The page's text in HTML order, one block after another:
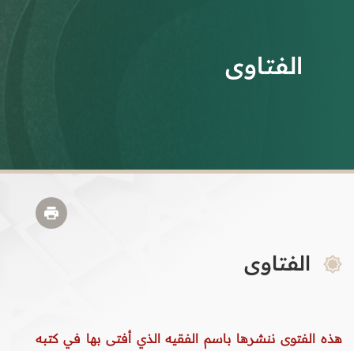
الفتاوى
الفتاوى
هذه الفتوى ننشرها باسم الفقيه الذي أفتى بها في كتبه